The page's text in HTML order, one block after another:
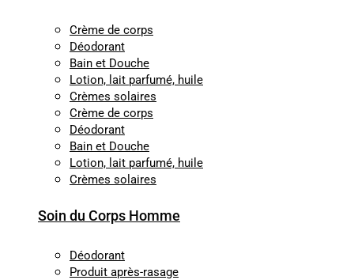
Crème de corps
Déodorant
Bain et Douche
Lotion, lait parfumé, huile
Crèmes solaires
Crème de corps
Déodorant
Bain et Douche
Lotion, lait parfumé, huile
Crèmes solaires
Soin du Corps Homme
Déodorant
Produit après-rasage